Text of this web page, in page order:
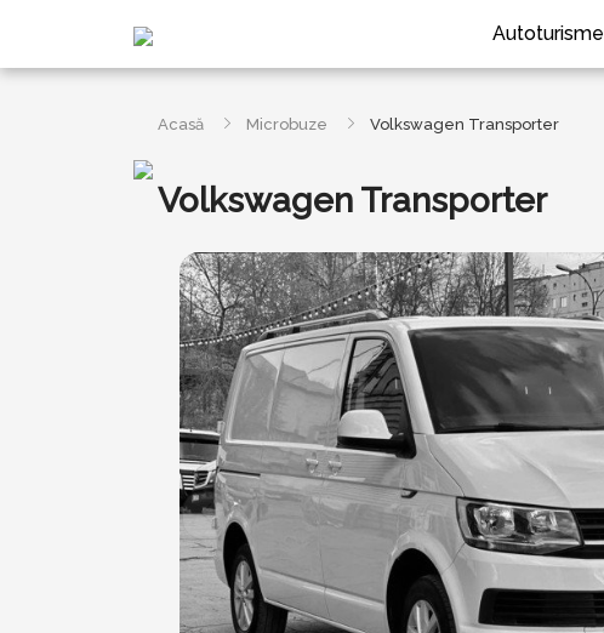
Autoturisme
Acasă Microbuze Volkswagen Transporter
Volkswagen Transporter